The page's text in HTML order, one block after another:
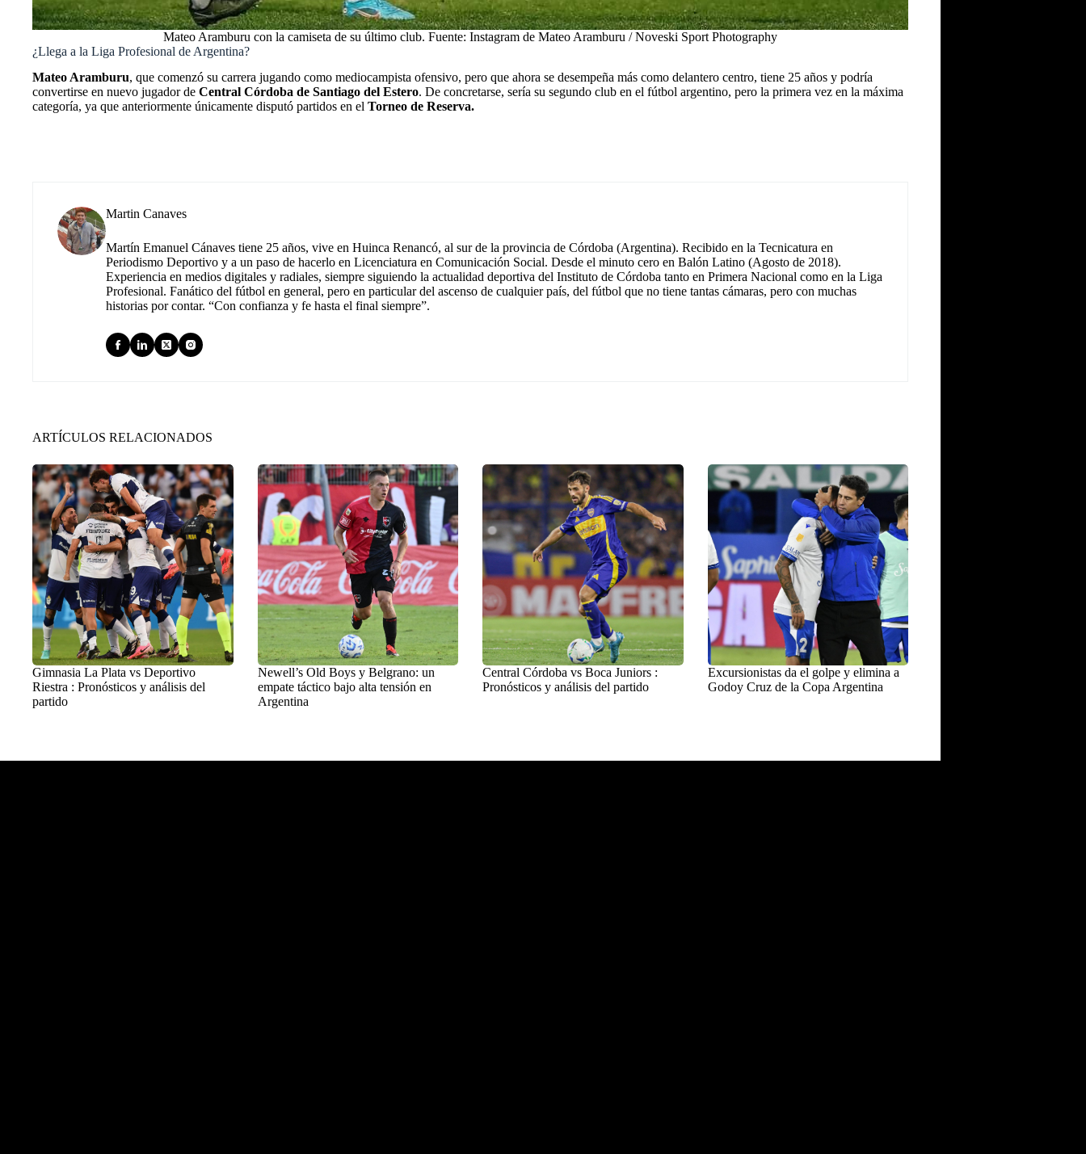
Mateo Aramburu con la camiseta de su último club. Fuente: Instagram de Mateo Aramburu / Noveski Sport Photography
¿Llega a la Liga Profesional de Argentina?
Mateo Aramburu, que comenzó su carrera jugando como mediocampista ofensivo, pero que ahora se desempeña más como delantero centro, tiene 25 años y podría
convertirse en nuevo jugador de Central Córdoba de Santiago del Estero. De concretarse, sería su segundo club en el fútbol argentino, pero la primera vez en la máxima
categoría, ya que anteriormente únicamente disputó partidos en el Torneo de Reserva.
Martin Canaves
Martín Emanuel Cánaves tiene 25 años, vive en Huinca Renancó, al sur de la provincia de Córdoba (Argentina). Recibido en la Tecnicatura en
Periodismo Deportivo y a un paso de hacerlo en Licenciatura en Comunicación Social. Desde el minuto cero en Balón Latino (Agosto de 2018).
Experiencia en medios digitales y radiales, siempre siguiendo la actualidad deportiva del Instituto de Córdoba tanto en Primera Nacional como en la Liga
Profesional. Fanático del fútbol en general, pero en particular del ascenso de cualquier país, del fútbol que no tiene tantas cámaras, pero con muchas
historias por contar. “Con confianza y fe hasta el final siempre”.
ARTÍCULOS RELACIONADOS
Gimnasia La Plata vs Deportivo
Riestra : Pronósticos y análisis del
partido
Newell’s Old Boys y Belgrano: un
empate táctico bajo alta tensión en
Argentina
Central Córdoba vs Boca Juniors :
Pronósticos y análisis del partido
Excursionistas da el golpe y elimina a
Godoy Cruz de la Copa Argentina